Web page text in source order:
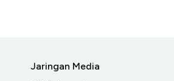
Jaringan Media